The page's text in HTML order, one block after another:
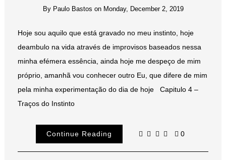
By Paulo Bastos on Monday, December 2, 2019
Hoje sou aquilo que está gravado no meu instinto, hoje
deambulo na vida através de improvisos baseados nessa
minha efémera essência, ainda hoje me despeço de mim
próprio, amanhã vou conhecer outro Eu, que difere de mim
pela minha experimentação do dia de hoje Capitulo 4 –
Traços do Instinto
Continue Reading 0